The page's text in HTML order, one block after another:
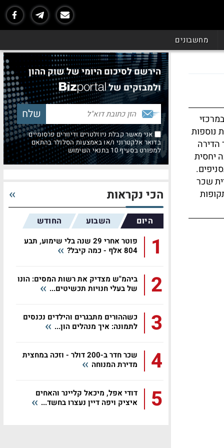
מחשבונים
נוספות
הדירה
יחסית
שכר
הירשם לסיכום היומי של שוק ההון
ולמבזקים של
אני מאשר קבלת ניוזלטרים ודיוורים פרסומיים
בדואר אלקטרוני ו/או באמצעות הסלולר בהתאם
למפורט בסעיף 10 בתנאי השימוש
הכי נקראות
היום השבוע החודש
1
פוטר אחרי 29 שנה בלי שימוע, תבע
804 אלף - כמה קיבל?
2
ביהמ"ש מצדיק את רשות המסים: הונו
של בעלי חנויות תכשיטים...
3
כשההורים מתבגרים והילדים נכנסים
לתמונה: איך מנהלים הון...
4
שכר חדר ב-200 דולר - וזכה במחצית
מדירת המנוחה
5
דודי אפל, מיכאל קליינר והאחים
איציק ויפה דיין נעצרו בחשד...